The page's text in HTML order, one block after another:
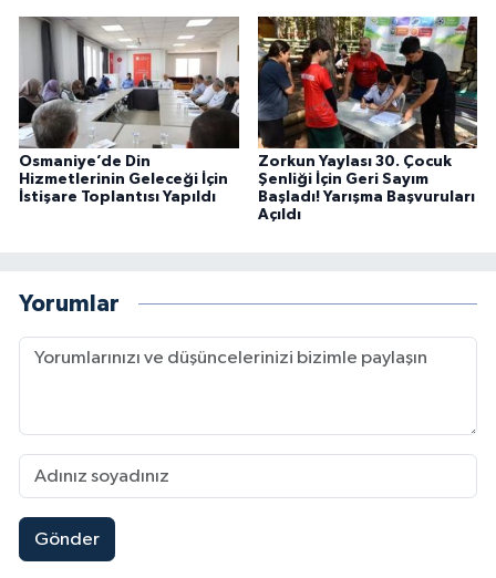
Osmaniye’de Din
Hizmetlerinin Geleceği İçin
İstişare Toplantısı Yapıldı
Zorkun Yaylası 30. Çocuk
Şenliği İçin Geri Sayım
Başladı! Yarışma Başvuruları
Açıldı
Yorumlar
Gönder